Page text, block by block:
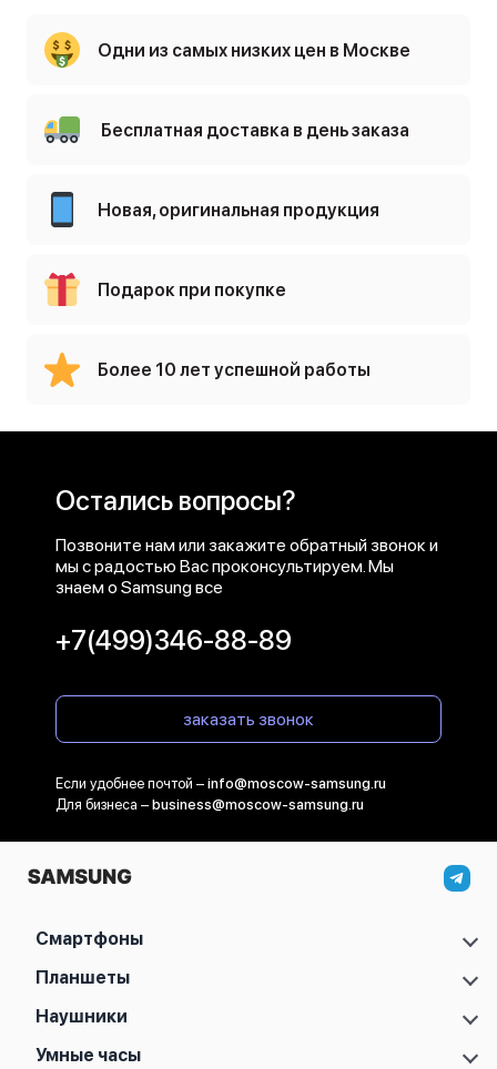
Samsung Galaxy S23 FE
Samsung Galaxy S22 Ultra
Samsung Galaxy S22
Samsung Galaxy S21 Ultra
Samsung Galaxy S21 FE
Samsung Galaxy S20 FE
Samsung Galaxy S10e
Samsung Galaxy S10 Plus
Samsung Galaxy S10
Одни из самых низких цен в Москве
Бесплатная доставка в день заказа
Новая, оригинальная продукция
Подарок при покупке
Более 10 лет успешной работы
Остались вопросы?
Позвоните нам или закажите обратный звонок и
мы с радостью Вас проконсультируем. Мы
знаем о Samsung все
+7(499)346-88-89
заказать звонок
Если удобнее почтой – info@moscow-samsung.ru
Для бизнеса – business@moscow-samsung.ru
Смартфоны
Samsung Galaxy S
Samsung Galaxy Z
Samsung Galaxy M
Планшеты
Samsung Galaxy Tab A11
Samsung Galaxy Tab S10 FE
Наушники
Samsung Galaxy Buds 2
Умные часы